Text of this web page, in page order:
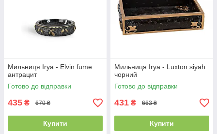
Мильниця Irya - Elvin fume
антрацит
Готово до відправки
435 ₴ 670 ₴
Купити
Мильниця Irya - Luxton siyah
чорний
Готово до відправки
431 ₴ 663 ₴
Купити